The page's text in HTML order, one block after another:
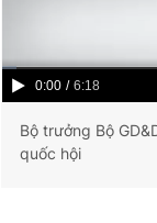
Current
0:00 / Duration
6:18
Bộ trưởng Bộ
quốc hội